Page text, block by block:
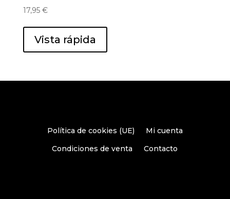
17,95 €
Vista rápida
Política de cookies (UE)
Mi cuenta
Condiciones de venta
Contacto